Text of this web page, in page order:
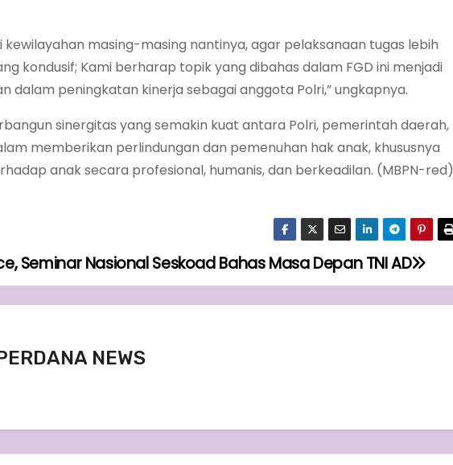
kewilayahan masing-masing nantinya, agar pelaksanaan tugas lebih
kondusif; Kami berharap topik yang dibahas dalam FGD ini menjadi
dalam peningkatan kinerja sebagai anggota Polri,” ungkapnya.
sinergitas yang semakin kuat antara Polri, pemerintah daerah,
memberikan perlindungan dan pemenuhan hak anak, khususnya
anak secara profesional, humanis, dan berkeadilan. (MBPN-red)
Seminar Nasional Seskoad Bahas Masa Depan TNI AD
NEWS